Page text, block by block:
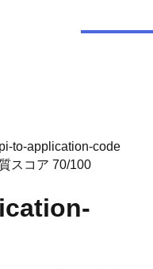
to-application-code
スコア 70/100